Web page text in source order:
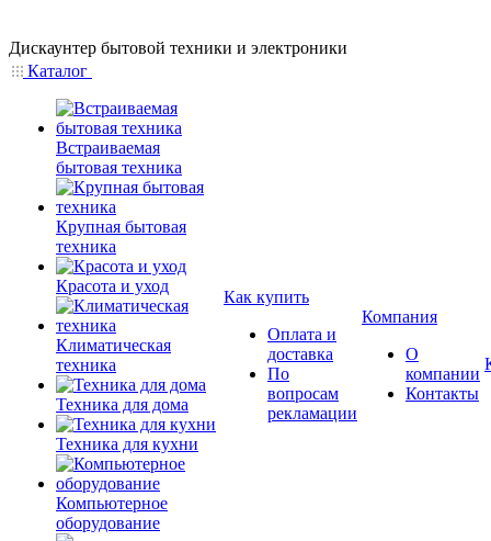
Дискаунтер бытовой техники и электроники
Каталог
Встраиваемая
бытовая техника
Крупная бытовая
техника
Красота и уход
Климатическая
техника
Техника для дома
Техника для кухни
Компьютерное
оборудование
Как купить
Оплата и
доставка
По
вопросам
рекламации
Компания
О
компании
Контакты